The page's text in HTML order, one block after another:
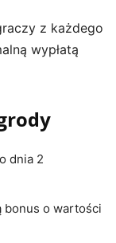
z każdego
wypłatą
dnia 2
bonus o wartości